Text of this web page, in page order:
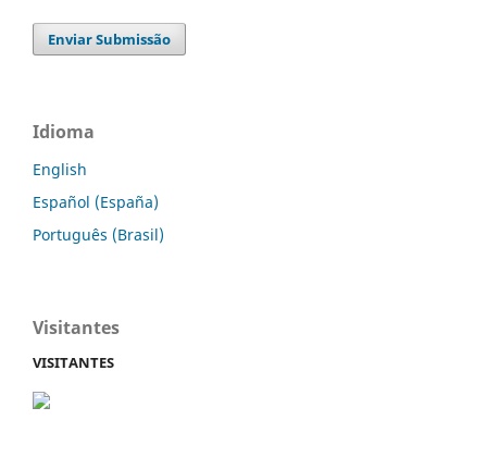
Enviar Submissão
Idioma
English
Español (España)
Português (Brasil)
Visitantes
VISITANTES